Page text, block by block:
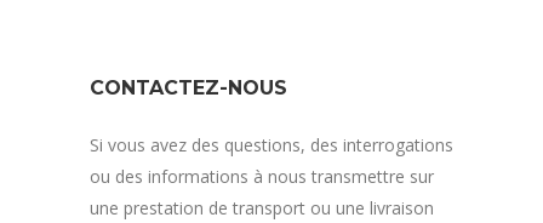
CONTACTEZ-NOUS
Si vous avez des questions, des interrogations
ou des informations à nous transmettre sur
une prestation de transport ou une livraison